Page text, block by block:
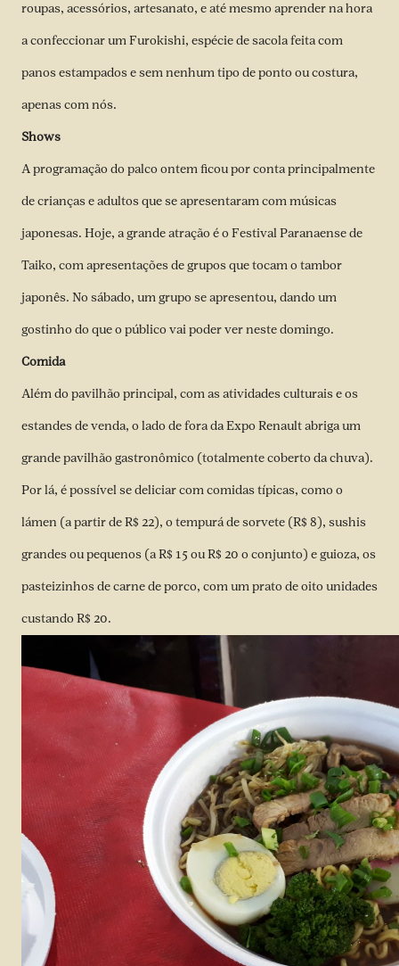
roupas, acessórios, artesanato, e até mesmo aprender na hora
a confeccionar um Furokishi, espécie de sacola feita com
panos estampados e sem nenhum tipo de ponto ou costura,
apenas com nós.
Shows
A programação do palco ontem ficou por conta principalmente
de crianças e adultos que se apresentaram com músicas
japonesas. Hoje, a grande atração é o Festival Paranaense de
Taiko, com apresentações de grupos que tocam o tambor
japonês. No sábado, um grupo se apresentou, dando um
gostinho do que o público vai poder ver neste domingo.
Comida
Além do pavilhão principal, com as atividades culturais e os
estandes de venda, o lado de fora da Expo Renault abriga um
grande pavilhão gastronômico (totalmente coberto da chuva).
Por lá, é possível se deliciar com comidas típicas, como o
lámen (a partir de R$ 22), o tempurá de sorvete (R$ 8), sushis
grandes ou pequenos (a R$ 15 ou R$ 20 o conjunto) e guioza, os
pasteizinhos de carne de porco, com um prato de oito unidades
custando R$ 20.